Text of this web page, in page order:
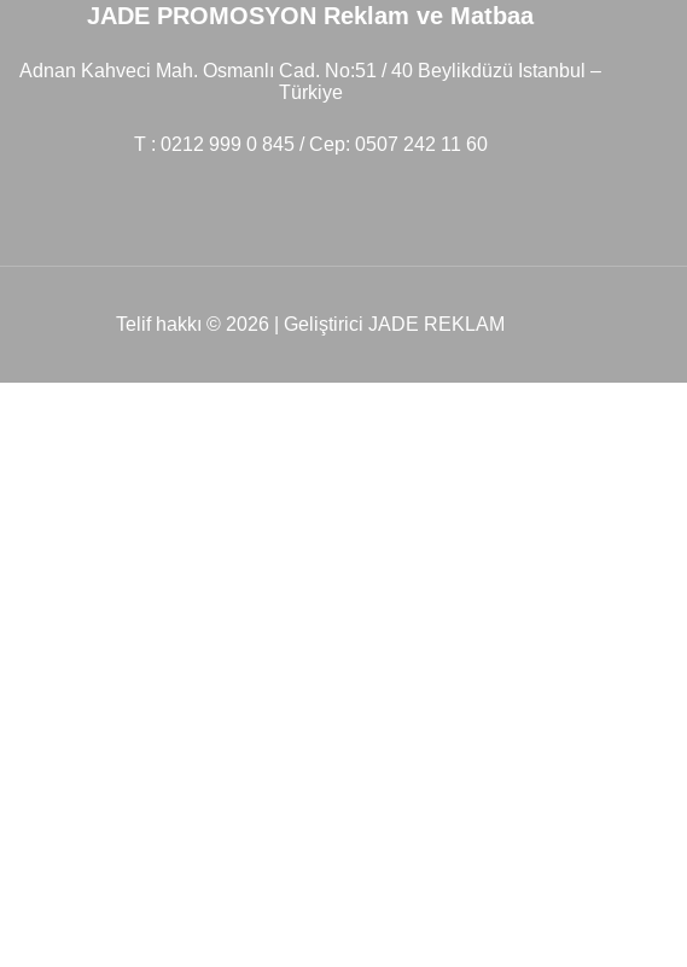
JADE PROMOSYON Reklam ve Matbaa
Adnan Kahveci Mah. Osmanlı Cad. No:51 / 40 Beylikdüzü Istanbul –
Türkiye
T : 0212 999 0 845 / Cep: 0507 242 11 60
Telif hakkı © 2026 | Geliştirici JADE REKLAM